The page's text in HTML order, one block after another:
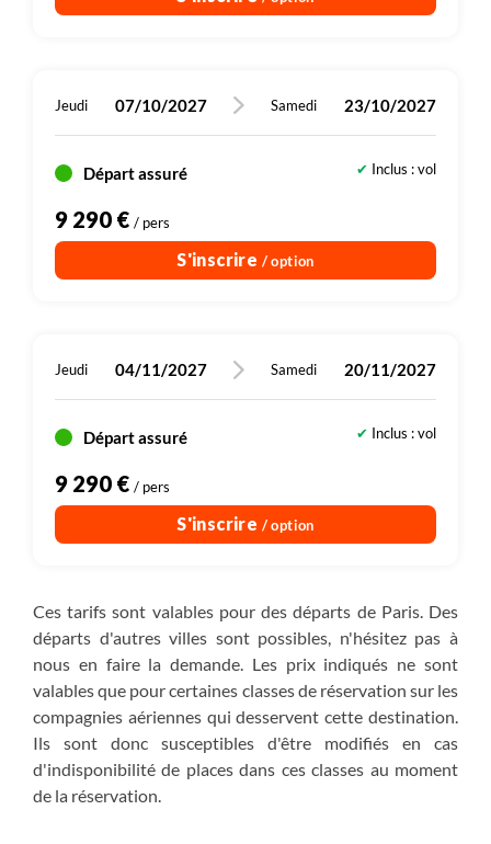
Jeudi 07/10/2027 Samedi 23/10/2027
Départ assuré Inclus : vol
9 290 € / pers
S'inscrire / option
Jeudi 04/11/2027 Samedi 20/11/2027
Départ assuré Inclus : vol
9 290 € / pers
S'inscrire / option
Ces tarifs sont valables pour des départs de Paris. Des
départs d'autres villes sont possibles, n'hésitez pas à
nous en faire la demande. Les prix indiqués ne sont
valables que pour certaines classes de réservation sur les
compagnies aériennes qui desservent cette destination.
Ils sont donc susceptibles d'être modifiés en cas
d'indisponibilité de places dans ces classes au moment
de la réservation.